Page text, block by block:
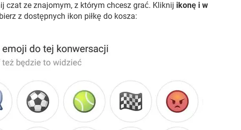
czat ze znajomym, z którym chcesz grać. Kliknij ikonę i w
z dostępnych ikon piłkę do kosza: